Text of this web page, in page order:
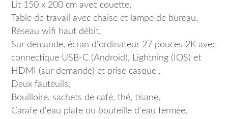
Lit 150 x 200 cm avec couette,
Table de travail avec chaise et lampe de bureau,
Réseau wifi haut débit,
Sur demande, écran d'ordinateur 27 pouces 2K avec
connectique USB-C (Androïd), Lightning (IOS) et
HDMI (sur demande) et prise casque ,
Deux fauteuils,
Bouilloire, sachets de café, thé, tisane,
Carafe d'eau plate ou bouteille d'eau fermée,